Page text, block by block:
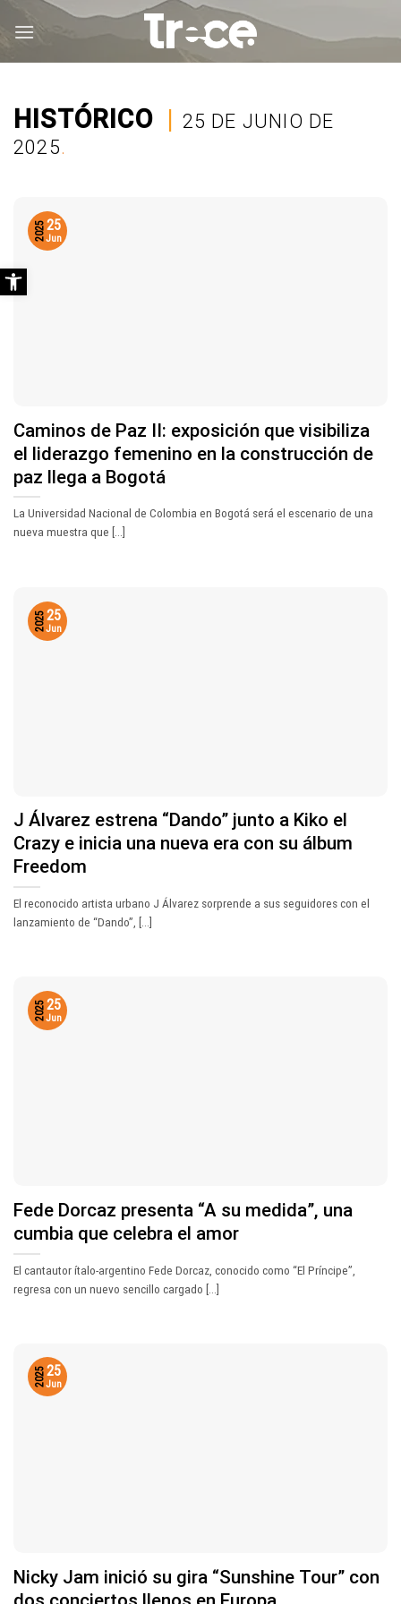
HISTÓRICO | 25 DE JUNIO DE
2025.
Caminos de Paz II: exposición que visibiliza
el liderazgo femenino en la construcción de
paz llega a Bogotá
La Universidad Nacional de Colombia en Bogotá será el escenario de una
nueva muestra que [...]
25
Jun
2025
J Álvarez estrena “Dando” junto a Kiko el
Crazy e inicia una nueva era con su álbum
Freedom
El reconocido artista urbano J Álvarez sorprende a sus seguidores con el
lanzamiento de “Dando”, [...]
25
Jun
2025
Fede Dorcaz presenta “A su medida”, una
cumbia que celebra el amor
El cantautor ítalo-argentino Fede Dorcaz, conocido como “El Príncipe”,
regresa con un nuevo sencillo cargado [...]
25
Jun
2025
Nicky Jam inició su gira “Sunshine Tour” con
25
Jun
2025
Abrir barra de herramientas